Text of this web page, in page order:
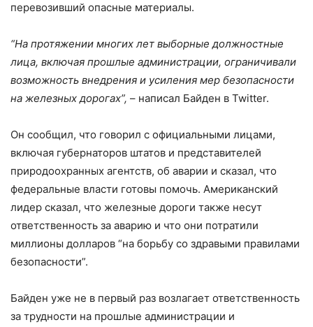
перевозивший опасные материалы.
“На протяжении многих лет выборные должностные
лица, включая прошлые администрации, ограничивали
возможность внедрения и усиления мер безопасности
на железных дорогах”, – написал Байден в Twitter.
Он сообщил, что говорил с официальными лицами,
включая губернаторов штатов и представителей
природоохранных агентств, об аварии и сказал, что
федеральные власти готовы помочь. Американский
лидер сказал, что железные дороги также несут
ответственность за аварию и что они потратили
миллионы долларов “на борьбу со здравыми правилами
безопасности”.
Байден уже не в первый раз возлагает ответственность
за трудности на прошлые администрации и